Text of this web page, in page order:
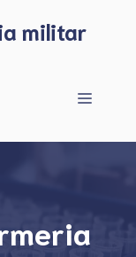
militar
Menu